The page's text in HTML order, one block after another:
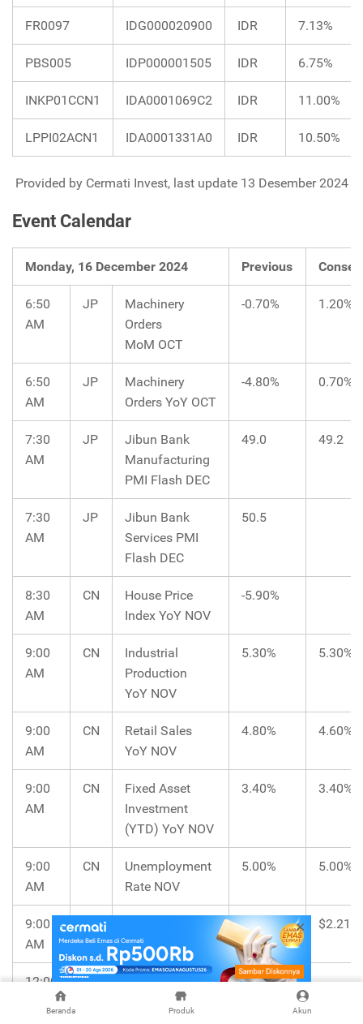
Beranda Produk Akun
FR0097 IDG000020900 IDR 7.13%
PBS005 IDP000001505 IDR 6.75%
INKP01CCN1 IDA0001069C2 IDR 11.00%
LPPI02ACN1 IDA0001331A0 IDR 10.50%
Provided by Cermati Invest, last update 13 Desember 2024
Event Calendar
Monday, 16 December 2024 Previous
6:50
AM
JP
Machinery
Orders
MoM OCT
-0.70% 1.20%
6:50
AM
JP
Machinery
Orders YoY OCT
-4.80% 0.70%
7:30
AM
JP
Jibun Bank
Manufacturing
PMI Flash DEC
49.0 49.2
7:30
AM
JP
Jibun Bank
Services PMI
Flash DEC
50.5
8:30
AM
CN
House Price
Index YoY NOV
-5.90%
9:00
AM
CN
Industrial
Production
YoY NOV
5.30% 5.30%
9:00
AM
CN
Retail Sales
YoY NOV
4.80% 4.60%
9:00
AM
CN
Fixed Asset
Investment
(YTD) YoY NOV
3.40% 3.40%
9:00
AM
CN
Unemployment
Rate NOV
5.00% 5.00%
9:00
AM
ID
Trade NOV
$2.47B $2.21B
12:00
IN
HSBC
Composite PMI
59.50